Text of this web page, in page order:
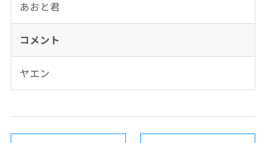
あおと君
コメント
ヤエン